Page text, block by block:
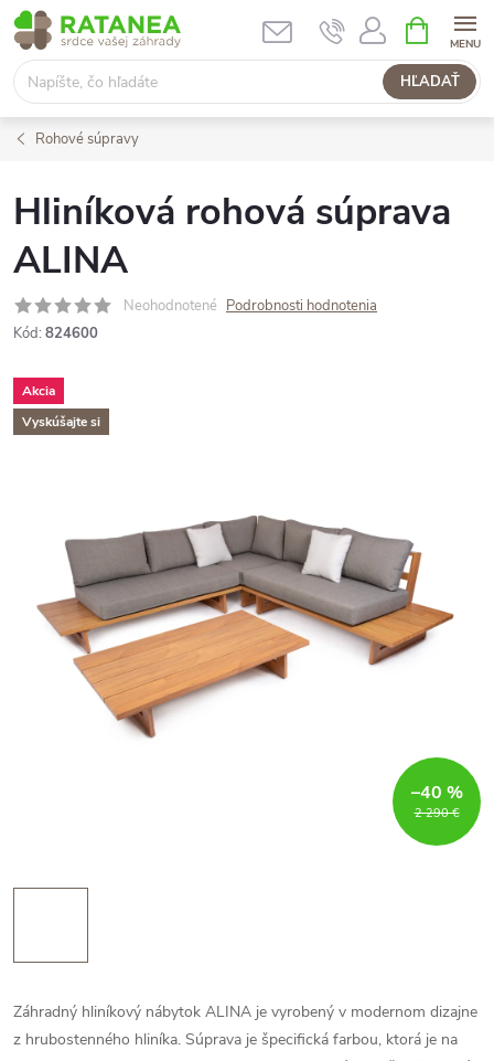
Prejsť
na
obsah
HĽADAŤ
KOŠÍK
Rohové súpravy
Hliníková rohová súprava
ALINA
Neohodnotené Podrobnosti hodnotenia
Kód: 824600
Akcia
Vyskúšajte si
2 290 €
–40 %
Záhradný hliníkový nábytok ALINA je vyrobený v modernom dizajne
z hrubostenného hliníka. Súprava je špecifická farbou, ktorá je na